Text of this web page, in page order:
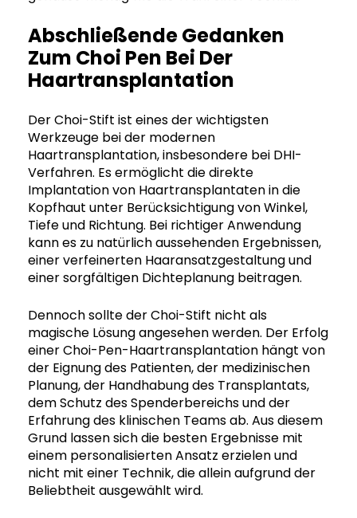
Abschließende Gedanken
Zum Choi Pen Bei Der
Haartransplantation
Der Choi-Stift ist eines der wichtigsten
Werkzeuge bei der modernen
Haartransplantation, insbesondere bei DHI-
Verfahren. Es ermöglicht die direkte
Implantation von Haartransplantaten in die
Kopfhaut unter Berücksichtigung von Winkel,
Tiefe und Richtung. Bei richtiger Anwendung
kann es zu natürlich aussehenden Ergebnissen,
einer verfeinerten Haaransatzgestaltung und
einer sorgfältigen Dichteplanung beitragen.
Dennoch sollte der Choi-Stift nicht als
magische Lösung angesehen werden. Der Erfolg
einer Choi-Pen-Haartransplantation hängt von
der Eignung des Patienten, der medizinischen
Planung, der Handhabung des Transplantats,
dem Schutz des Spenderbereichs und der
Erfahrung des klinischen Teams ab. Aus diesem
Grund lassen sich die besten Ergebnisse mit
einem personalisierten Ansatz erzielen und
nicht mit einer Technik, die allein aufgrund der
Beliebtheit ausgewählt wird.